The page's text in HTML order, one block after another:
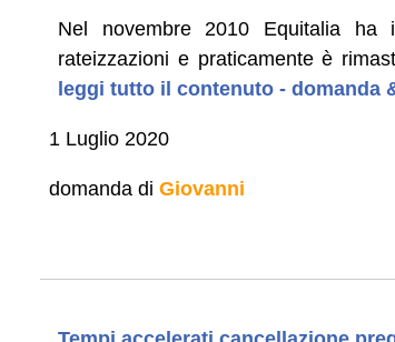
Nel novembre 2010 Equitalia ha
rateizzazioni e praticamente è
leggi tutto il contenuto - domanda
1 Luglio 2020
domanda di Giovanni